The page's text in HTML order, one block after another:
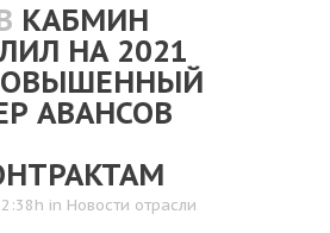
КАБМИН
НА 2021
АВАНСОВ
in Новости отрасли